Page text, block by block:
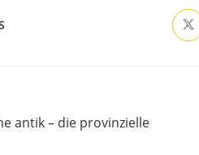
antik – die provinzielle